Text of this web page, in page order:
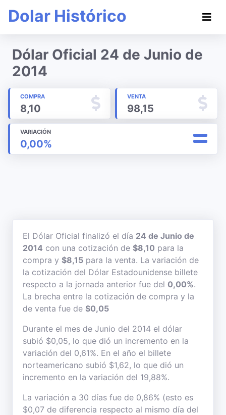
Dolar Histórico
Dólar Oficial 24 de Junio de
2014
COMPRA
8,10
VENTA
98,15
VARIACIÓN
0,00%
El Dólar Oficial finalizó el día 24 de Junio de
2014 con una cotización de $8,10 para la
compra y $8,15 para la venta. La variación de
la cotización del Dólar Estadounidense billete
respecto a la jornada anterior fue del 0,00%.
La brecha entre la cotización de compra y la
de venta fue de $0,05
Durante el mes de Junio del 2014 el dólar
subió $0,05, lo que dió un incremento en la
variación del 0,61%. En el año el billete
norteamericano subió $1,62, lo que dió un
incremento en la variación del 19,88%.
La variación a 30 días fue de 0,86% (esto es
$0,07 de diferencia respecto al mismo día del